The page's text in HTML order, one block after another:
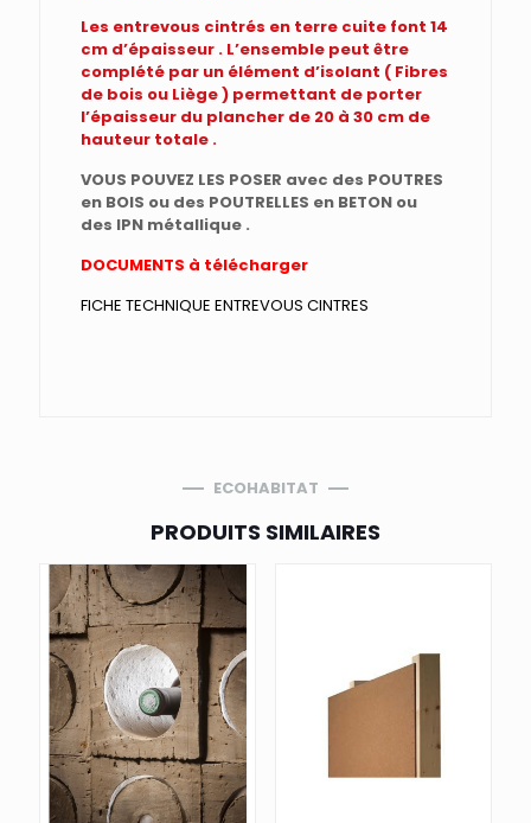
VIEILLI
VENDU
L'UNITE
Les entrevous cintrés en terre cuite font 14
cm d’épaisseur . L’ensemble peut être
complété par un élément d’isolant ( Fibres
de bois ou Liège ) permettant de porter
l’épaisseur du plancher de 20 à 30 cm de
hauteur totale .
VOUS POUVEZ LES POSER avec des POUTRES
en BOIS ou des POUTRELLES en BETON ou
des IPN métallique .
DOCUMENTS à télécharger
FICHE TECHNIQUE ENTREVOUS CINTRES
ECOHABITAT
PRODUITS SIMILAIRES